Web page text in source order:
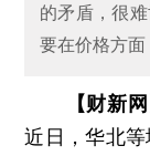
的矛盾，很
要在价格方
【财新
近日，华北等